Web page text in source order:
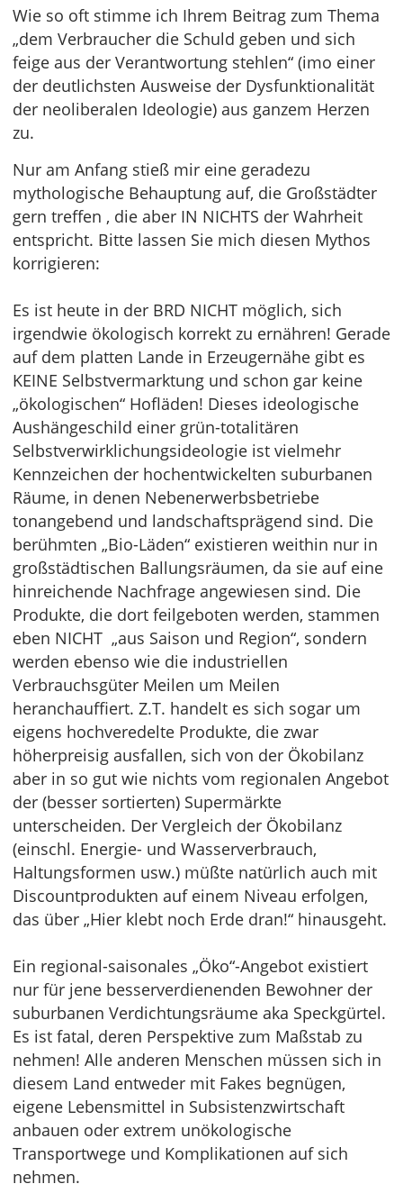
Wie so oft stimme ich Ihrem Beitrag zum Thema
„dem Verbraucher die Schuld geben und sich
feige aus der Verantwortung stehlen“ (imo einer
der deutlichsten Ausweise der Dysfunktionalität
der neoliberalen Ideologie) aus ganzem Herzen
zu.
Nur am Anfang stieß mir eine geradezu
mythologische Behauptung auf, die Großstädter
gern treffen , die aber IN NICHTS der Wahrheit
entspricht. Bitte lassen Sie mich diesen Mythos
korrigieren:
Es ist heute in der BRD NICHT möglich, sich
irgendwie ökologisch korrekt zu ernähren! Gerade
auf dem platten Lande in Erzeugernähe gibt es
KEINE Selbstvermarktung und schon gar keine
„ökologischen“ Hofläden! Dieses ideologische
Aushängeschild einer grün-totalitären
Selbstverwirklichungsideologie ist vielmehr
Kennzeichen der hochentwickelten suburbanen
Räume, in denen Nebenerwerbsbetriebe
tonangebend und landschaftsprägend sind. Die
berühmten „Bio-Läden“ existieren weithin nur in
großstädtischen Ballungsräumen, da sie auf eine
hinreichende Nachfrage angewiesen sind. Die
Produkte, die dort feilgeboten werden, stammen
eben NICHT „aus Saison und Region“, sondern
werden ebenso wie die industriellen
Verbrauchsgüter Meilen um Meilen
heranchauffiert. Z.T. handelt es sich sogar um
eigens hochveredelte Produkte, die zwar
höherpreisig ausfallen, sich von der Ökobilanz
aber in so gut wie nichts vom regionalen Angebot
der (besser sortierten) Supermärkte
unterscheiden. Der Vergleich der Ökobilanz
(einschl. Energie- und Wasserverbrauch,
Haltungsformen usw.) müßte natürlich auch mit
Discountprodukten auf einem Niveau erfolgen,
das über „Hier klebt noch Erde dran!“ hinausgeht.
Ein regional-saisonales „Öko“-Angebot existiert
nur für jene besserverdienenden Bewohner der
suburbanen Verdichtungsräume aka Speckgürtel.
Es ist fatal, deren Perspektive zum Maßstab zu
nehmen! Alle anderen Menschen müssen sich in
diesem Land entweder mit Fakes begnügen,
eigene Lebensmittel in Subsistenzwirtschaft
anbauen oder extrem unökologische
Transportwege und Komplikationen auf sich
nehmen.